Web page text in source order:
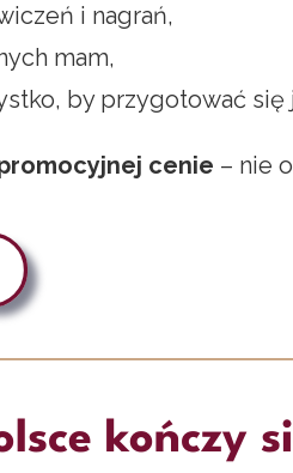
i nagrań,
mam,
by przygotować się
cenie – nie
kończy